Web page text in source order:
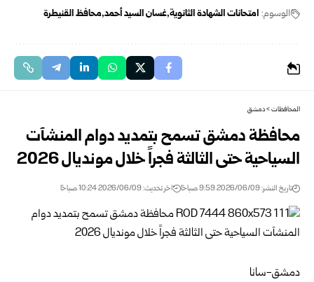
الوسوم: امتحانات الشهادة الثانوية غسان السيد أحمد محافظ القنيطرة
المحافظات>دمشق
محافظة دمشق تسمح بتمديد دوام المنشآت
السياحية حتى الثالثة فجراً خلال مونديال 2026
تاريخ النشر: 2026/06/09 9:59 صباحًا اخر تحديث: 2026/06/09 10:24 صباحًا
دمشق-سانا